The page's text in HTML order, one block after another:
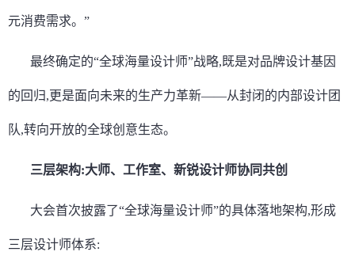
元消费需求。”
最终确定的“全球海量设计师”战略,既是对品牌设计基因
的回归,更是面向未来的生产力革新——从封闭的内部设计团
队,转向开放的全球创意生态。
三层架构:大师、工作室、新锐设计师协同共创
大会首次披露了“全球海量设计师”的具体落地架构,形成
三层设计师体系: